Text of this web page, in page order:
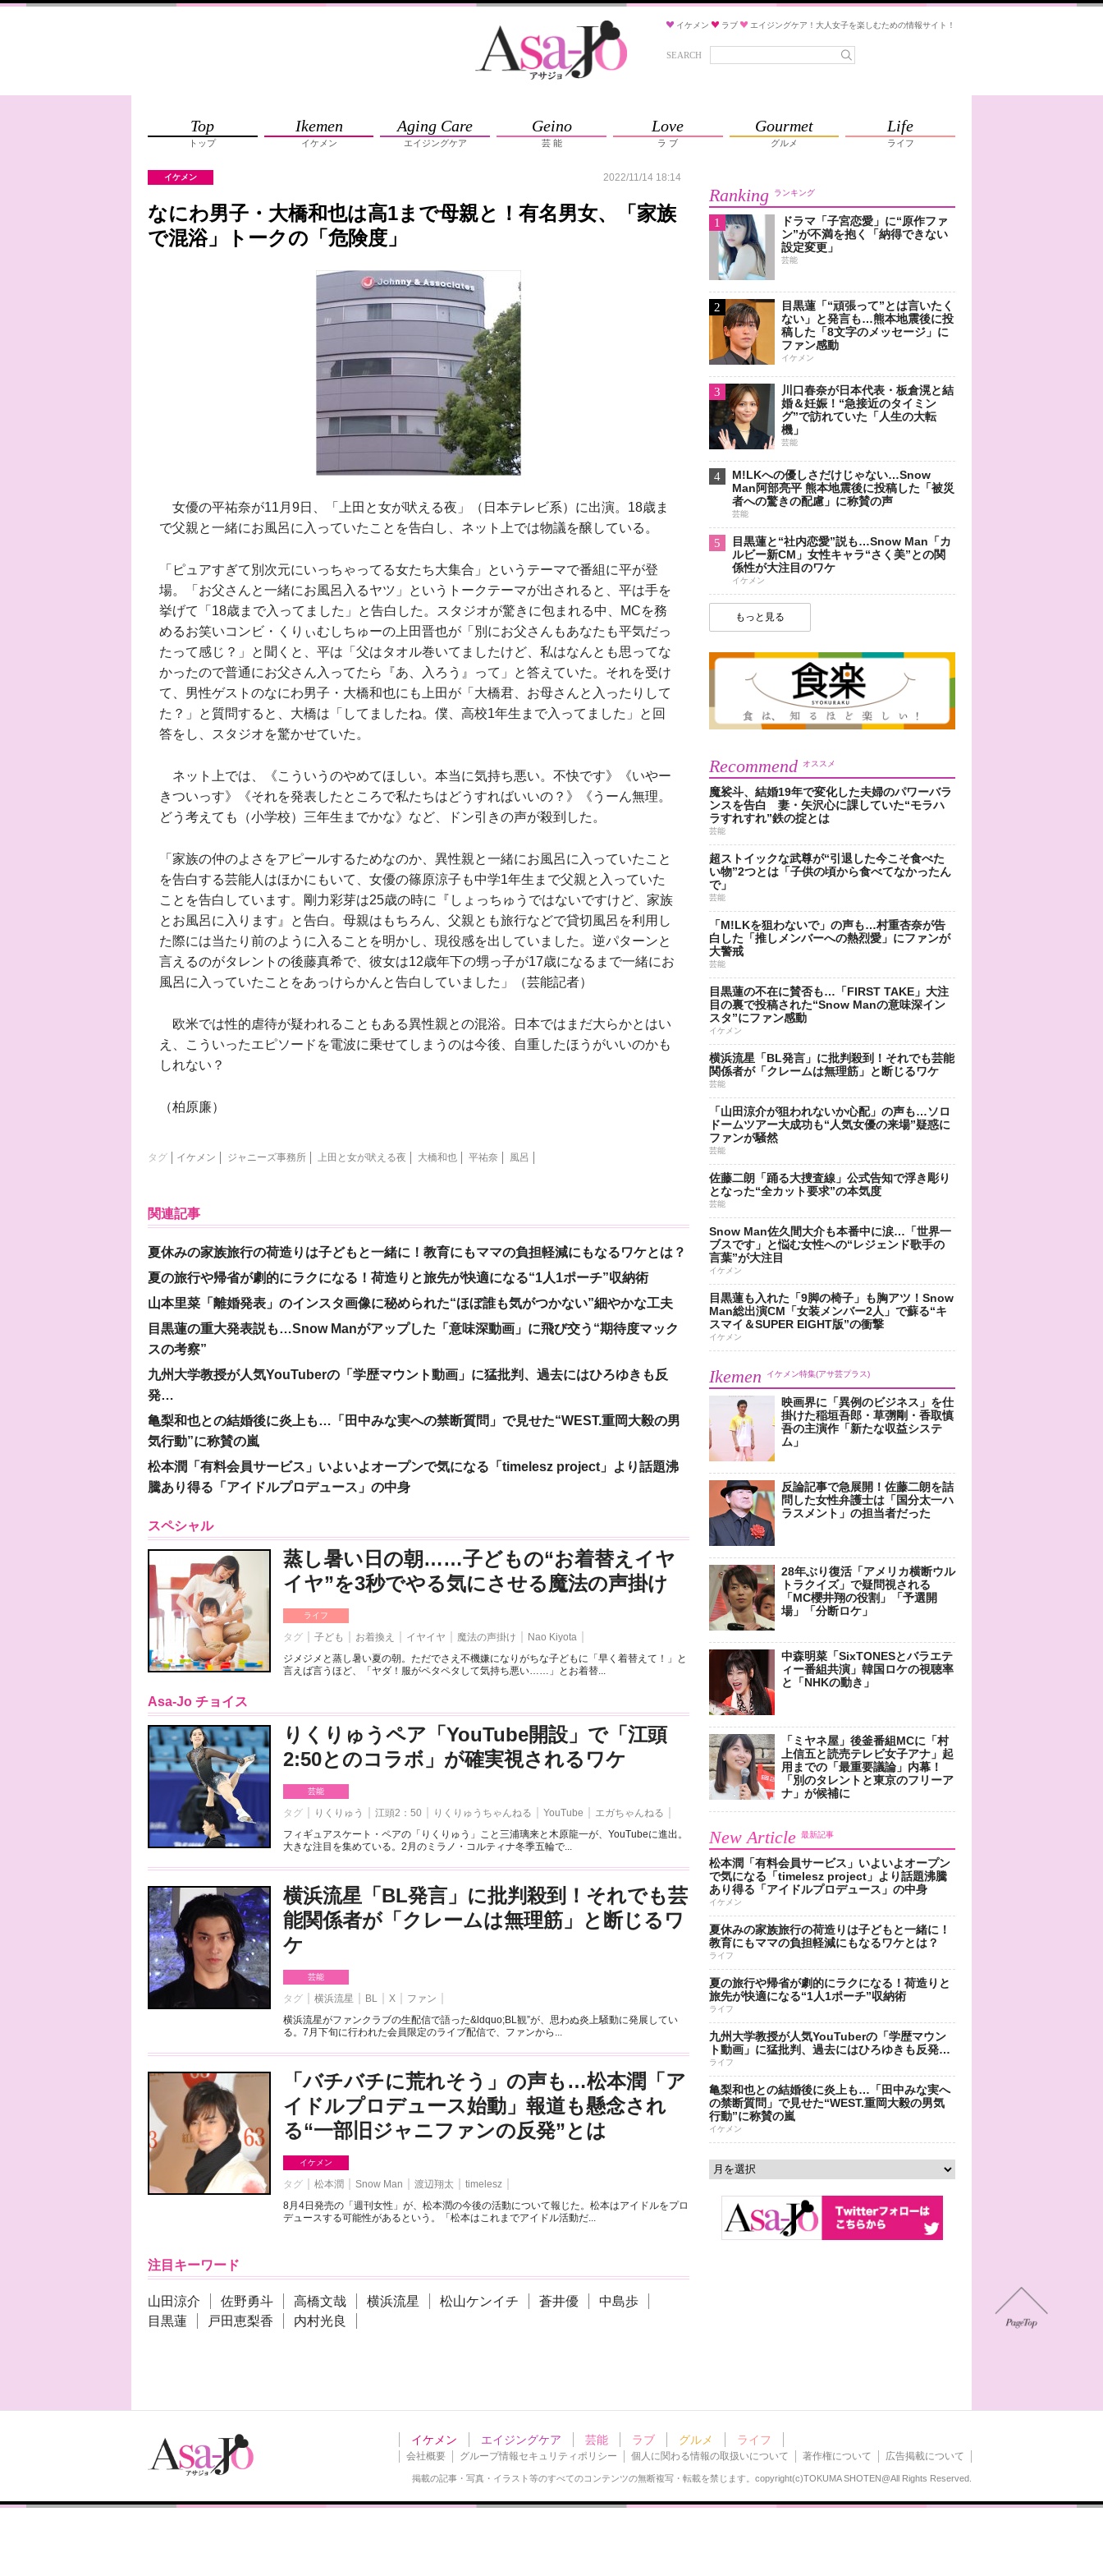
イケメン ラブ エイジングケア！大人女子を楽しむための情報サイト！
SEARCH
Top
トップ
Ikemen
イケメン
Aging Care
エイジングケア
Geino
芸 能
Love
ラ ブ
Gourmet
グルメ
Life
ライフ
イケメン 2022/11/14 18:14
なにわ男子・大橋和也は高1まで母親と！有名男女、「家族
で混浴」トークの「危険度」
女優の平祐奈が11月9日、「上田と女が吠える夜」（日本テレビ系）に出演。18歳ま
で父親と一緒にお風呂に入っていたことを告白し、ネット上では物議を醸している。
「ピュアすぎて別次元にいっちゃってる女たち大集合」というテーマで番組に平が登
場。「お父さんと一緒にお風呂入るヤツ」というトークテーマが出されると、平は手を
挙げて「18歳まで入ってました」と告白した。スタジオが驚きに包まれる中、MCを務
めるお笑いコンビ・くりぃむしちゅーの上田晋也が「別にお父さんもあなたも平気だっ
たって感じ？」と聞くと、平は「父はタオル巻いてましたけど、私はなんとも思ってな
かったので普通にお父さん入ってたら『あ、入ろう』って」と答えていた。それを受け
て、男性ゲストのなにわ男子・大橋和也にも上田が「大橋君、お母さんと入ったりして
た？」と質問すると、大橋は「してましたね。僕、高校1年生まで入ってました」と回
答をし、スタジオを驚かせていた。
ネット上では、《こういうのやめてほしい。本当に気持ち悪い。不快です》《いやー
きついっす》《それを発表したところで私たちはどうすればいいの？》《うーん無理。
どう考えても（小学校）三年生までかな》など、ドン引きの声が殺到した。
「家族の仲のよさをアピールするためなのか、異性親と一緒にお風呂に入っていたこと
を告白する芸能人はほかにもいて、女優の篠原涼子も中学1年生まで父親と入っていた
ことを告白しています。剛力彩芽は25歳の時に『しょっちゅうではないですけど、家族
とお風呂に入ります』と告白。母親はもちろん、父親とも旅行などで貸切風呂を利用し
た際には当たり前のように入ることを明かし、現役感を出していました。逆パターンと
言えるのがタレントの後藤真希で、彼女は12歳年下の甥っ子が17歳になるまで一緒にお
風呂に入っていたことをあっけらかんと告白していました」（芸能記者）
欧米では性的虐待が疑われることもある異性親との混浴。日本ではまだ大らかとはい
え、こういったエピソードを電波に乗せてしまうのは今後、自重したほうがいいのかも
しれない？
（柏原廉）
タグ イケメン ジャニーズ事務所 上田と女が吠える夜 大橋和也 平祐奈 風呂
関連記事
夏休みの家族旅行の荷造りは子どもと一緒に！教育にもママの負担軽減にもなるワケとは？
夏の旅行や帰省が劇的にラクになる！荷造りと旅先が快適になる“1人1ポーチ”収納術
山本里菜「離婚発表」のインスタ画像に秘められた“ほぼ誰も気がつかない”細やかな工夫
目黒蓮の重大発表説も…Snow Manがアップした「意味深動画」に飛び交う“期待度マック
スの考察”
九州大学教授が人気YouTuberの「学歴マウント動画」に猛批判、過去にはひろゆきも反
発…
亀梨和也との結婚後に炎上も…「田中みな実への禁断質問」で見せた“WEST.重岡大毅の男
気行動”に称賛の嵐
松本潤「有料会員サービス」いよいよオープンで気になる「timelesz project」より話題沸
騰あり得る「アイドルプロデュース」の中身
スペシャル
蒸し暑い日の朝……子どもの“お着替えイヤ
イヤ”を3秒でやる気にさせる魔法の声掛け
ライフ
タグ 子ども お着換え イヤイヤ 魔法の声掛け
Nao Kiyota
ジメジメと蒸し暑い夏の朝。ただでさえ不機嫌になりがちな子どもに「早く着替えて！」と
言えば言うほど、「ヤダ！服がペタペタして気持ち悪い……」とお着替...
Asa-Jo チョイス
りくりゅうペア「YouTube開設」で「江頭
2:50とのコラボ」が確実視されるワケ
芸能
タグ りくりゅう 江頭2：50 りくりゅうちゃんねる YouTube
エガちゃんねる
フィギュアスケート・ペアの「りくりゅう」こと三浦璃来と木原龍一が、YouTubeに進出。
大きな注目を集めている。2月のミラノ・コルティナ冬季五輪で...
横浜流星「BL発言」に批判殺到！それでも芸
能関係者が「クレームは無理筋」と断じるワ
ケ
芸能
タグ 横浜流星 BL X
ファン
横浜流星がファンクラブの生配信で語った&ldquo;BL観”が、思わぬ炎上騒動に発展してい
る。7月下旬に行われた会員限定のライブ配信で、ファンから...
「バチバチに荒れそう」の声も…松本潤「ア
イドルプロデュース始動」報道も懸念され
る“一部旧ジャニファンの反発”とは
イケメン
タグ 松本潤 Snow Man 渡辺翔太
timelesz
8月4日発売の「週刊女性」が、松本潤の今後の活動について報じた。松本はアイドルをプロ
デュースする可能性があるという。「松本はこれまでアイドル活動だ...
注目キーワード
山田涼介 佐野勇斗 高橋文哉 横浜流星 松山ケンイチ 蒼井優
中島歩
目黒蓮
戸田恵梨香 内村光良
Ranking ランキング
1
ドラマ「子宮恋愛」に“原作ファ
ン”が不満を抱く「納得できない
設定変更」
芸能
2
目黒蓮「“頑張って”とは言いたく
ない」と発言も…熊本地震後に投
稿した「8文字のメッセージ」に
ファン感動
イケメン
3
川口春奈が日本代表・板倉滉と結
婚＆妊娠！“急接近のタイミン
グ”で訪れていた「人生の大転
機」
芸能
4
M!LKへの優しさだけじゃない…Snow
Man阿部亮平 熊本地震後に投稿した「被災
者への驚きの配慮」に称賛の声
芸能
5
目黒蓮と“社内恋愛”説も…Snow Man「カ
ルビー新CM」女性キャラ“さく美”との関
係性が大注目のワケ
イケメン
もっと見る
Recommend オススメ
魔裟斗、結婚19年で変化した夫婦のパワーバラ
ンスを告白 妻・矢沢心に課していた“モラハ
ラすれすれ”鉄の掟とは
芸能
超ストイックな武尊が“引退した今こそ食べた
い物”2つとは「子供の頃から食べてなかったん
で」
芸能
「M!LKを狙わないで」の声も…村重杏奈が告
白した「推しメンバーへの熱烈愛」にファンが
大警戒
芸能
目黒蓮の不在に賛否も…「FIRST TAKE」大注
目の裏で投稿された“Snow Manの意味深イン
スタ”にファン感動
イケメン
横浜流星「BL発言」に批判殺到！それでも芸能
関係者が「クレームは無理筋」と断じるワケ
芸能
「山田涼介が狙われないか心配」の声も…ソロ
ドームツアー大成功も“人気女優の来場”疑惑に
ファンが騒然
芸能
佐藤二朗「踊る大捜査線」公式告知で浮き彫り
となった“全カット要求”の本気度
芸能
Snow Man佐久間大介も本番中に涙…「世界一
ブスです」と悩む女性への“レジェンド歌手の
言葉”が大注目
イケメン
目黒蓮も入れた「9脚の椅子」も胸アツ！Snow
Man総出演CM「女装メンバー2人」で蘇る“キ
スマイ＆SUPER EIGHT版”の衝撃
イケメン
Ikemen イケメン特集(アサ芸プラス)
映画界に「異例のビジネス」を仕
掛けた稲垣吾郎・草彅剛・香取慎
吾の主演作「新たな収益システ
ム」
反論記事で急展開！佐藤二朗を詰
問した女性弁護士は「国分太一ハ
ラスメント」の担当者だった
28年ぶり復活「アメリカ横断ウル
トラクイズ」で疑問視される
「MC櫻井翔の役割」「予選開
場」「分断ロケ」
中森明菜「SixTONESとバラエテ
ィー番組共演」韓国ロケの視聴率
と「NHKの動き」
「ミヤネ屋」後釜番組MCに「村
上信五と読売テレビ女子アナ」起
用までの「最重要議論」内幕！
「別のタレントと東京のフリーア
ナ」が候補に
New Article 最新記事
松本潤「有料会員サービス」いよいよオープン
で気になる「timelesz project」より話題沸騰
あり得る「アイドルプロデュース」の中身
イケメン
夏休みの家族旅行の荷造りは子どもと一緒に！
教育にもママの負担軽減にもなるワケとは？
ライフ
夏の旅行や帰省が劇的にラクになる！荷造りと
旅先が快適になる“1人1ポーチ”収納術
ライフ
九州大学教授が人気YouTuberの「学歴マウン
ト動画」に猛批判、過去にはひろゆきも反発…
ライフ
亀梨和也との結婚後に炎上も…「田中みな実へ
の禁断質問」で見せた“WEST.重岡大毅の男気
行動”に称賛の嵐
イケメン
イケメン エイジングケア 芸能 ラブ グルメ ライフ
会社概要 グループ情報セキュリティポリシー 個人に関わる情報の取扱いについて 著作権について 広告掲載について
掲載の記事・写真・イラスト等のすべてのコンテンツの無断複写・転載を禁じます。 copyright(c)TOKUMA SHOTEN@All Rights Reserved.